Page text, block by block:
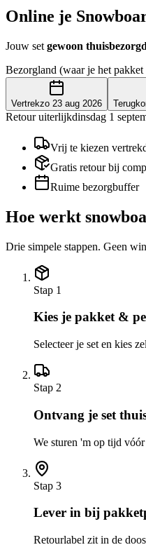
Online je
Jouw set gewoon thuisbezorgd
Bezorgland (waar je het
Vertrekzo 23 aug 2026
Retour uiterlijkdinsdag 1
Vrij te kiezen
Gratis retour bij
Ruime bezorgbuffer
Hoe werkt
Drie simpele stappen. Geen
Stap 1
Kies je pakket &
Selecteer je set en kies
Stap 2
Ontvang je set
We sturen 'm op tijd
Stap 3
Lever in bij
Retourlabel zit in de